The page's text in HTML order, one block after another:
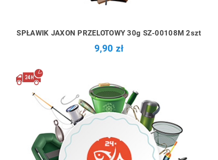
SPŁAWIK JAXON PRZELOTOWY 30g SZ-00108M 2szt
9,90 zł